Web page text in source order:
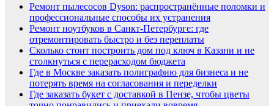
Ремонт пылесосов Dyson: распространённые поломки и
профессиональные способы их устранения
Ремонт ноутбуков в Санкт-Петербурге: где
отремонтировать быстро и без переплаты
Сколько стоит построить дом под ключ в Казани и не
столкнуться с перерасходом бюджета
Где в Москве заказать полиграфию для бизнеса и не
потерять время на согласования и переделки
Где заказать букет с доставкой в Пензе, чтобы цветы